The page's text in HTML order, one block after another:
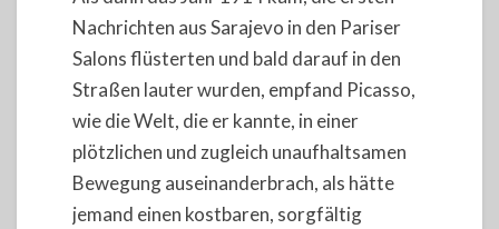
Nachrichten aus Sarajevo in den Pariser
Salons flüsterten und bald darauf in den
Straßen lauter wurden, empfand Picasso,
wie die Welt, die er kannte, in einer
plötzlichen und zugleich unaufhaltsamen
Bewegung auseinanderbrach, als hätte
jemand einen kostbaren, sorgfältig